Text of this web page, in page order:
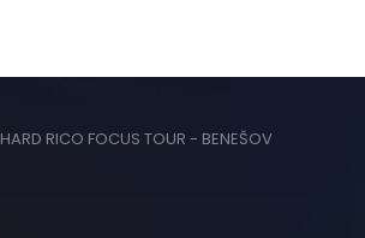
HARD RICO FOCUS TOUR - BENEŠOV